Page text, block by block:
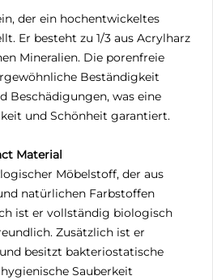
der ein hochentwickeltes
Er besteht zu 1/3 aus Acrylharz
Mineralien. Die porenfreie
Beständigkeit
Beschädigungen, was eine
und Schönheit garantiert.
Material
Möbelstoff, der aus
natürlichen Farbstoffen
ist er vollständig biologisch
Zusätzlich ist er
besitzt bakteriostatische
Sauberkeit